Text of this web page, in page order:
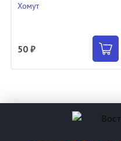
Хомут
50 ₽